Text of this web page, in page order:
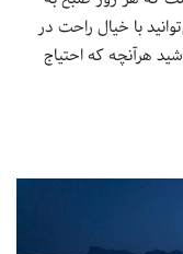
با خیال راحت در
هرآنچه که احتیاج